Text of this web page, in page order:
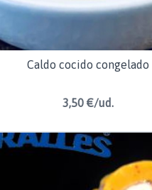
Caldo cocido congelado
3,50 €/ud.